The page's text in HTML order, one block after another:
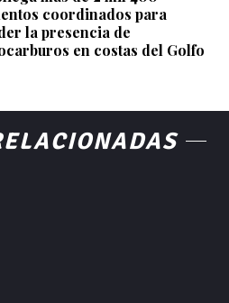
coordinados para
la presencia de
en costas del Golfo